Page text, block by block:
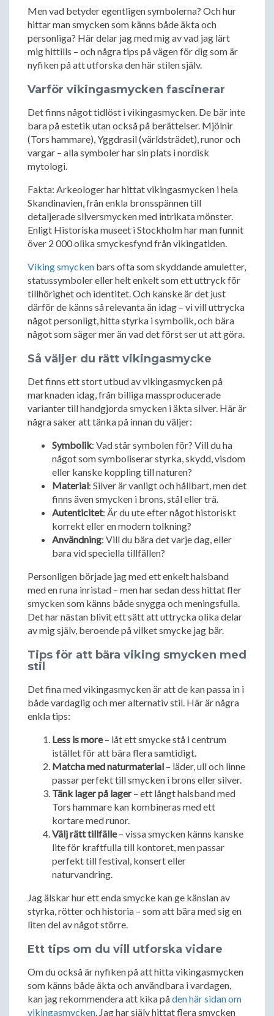
Men vad betyder egentligen symbolerna? Och hur
hittar man smycken som känns både äkta och
personliga? Här delar jag med mig av vad jag lärt
mig hittills – och några tips på vägen för dig som är
nyfiken på att utforska den här stilen själv.
Varför vikingasmycken fascinerar
Det finns något tidlöst i vikingasmycken. De bär inte
bara på estetik utan också på berättelser. Mjölnir
(Tors hammare), Yggdrasil (världsträdet), runor och
vargar – alla symboler har sin plats i nordisk
mytologi.
Fakta: Arkeologer har hittat vikingasmycken i hela
Skandinavien, från enkla bronsspännen till
detaljerade silversmycken med intrikata mönster.
Enligt Historiska museet i Stockholm har man funnit
över 2 000 olika smyckesfynd från vikingatiden.
Viking smycken bars ofta som skyddande amuletter,
statussymboler eller helt enkelt som ett uttryck för
tillhörighet och identitet. Och kanske är det just
därför de känns så relevanta än idag – vi vill uttrycka
något personligt, hitta styrka i symbolik, och bära
något som säger mer än vad det först ser ut att göra.
Så väljer du rätt vikingasmycke
Det finns ett stort utbud av vikingasmycken på
marknaden idag, från billiga massproducerade
varianter till handgjorda smycken i äkta silver. Här är
några saker att tänka på innan du väljer:
Symbolik: Vad står symbolen för? Vill du ha
något som symboliserar styrka, skydd, visdom
eller kanske koppling till naturen?
Material: Silver är vanligt och hållbart, men det
finns även smycken i brons, stål eller trä.
Autenticitet: Är du ute efter något historiskt
korrekt eller en modern tolkning?
Användning: Vill du bära det varje dag, eller
bara vid speciella tillfällen?
Personligen började jag med ett enkelt halsband
med en runa inristad – men har sedan dess hittat fler
smycken som känns både snygga och meningsfulla.
Det har nästan blivit ett sätt att uttrycka olika delar
av mig själv, beroende på vilket smycke jag bär.
Tips för att bära viking smycken med
stil
Det fina med vikingasmycken är att de kan passa in i
både vardaglig och mer alternativ stil. Här är några
enkla tips:
Less is more– låt ett smycke stå i centrum
istället för att bära flera samtidigt.
Matcha med naturmaterial – läder, ull och linne
passar perfekt till smycken i brons eller silver.
Tänk lager på lager– ett långt halsband med
Tors hammare kan kombineras med ett
kortare med runor.
Välj rätt tillfälle– vissa smycken känns kanske
lite för kraftfulla till kontoret, men passar
perfekt till festival, konsert eller
naturvandring.
Jag älskar hur ett enda smycke kan ge känslan av
styrka, rötter och historia – som att bära med sig en
liten del av något större.
Ett tips om du vill utforska vidare
Om du också är nyfiken på att hitta vikingasmycken
som känns både äkta och användbara i vardagen,
kan jag rekommendera att kika påden här sidan om
vikingasmycken. Jag har själv hittat flera smycken